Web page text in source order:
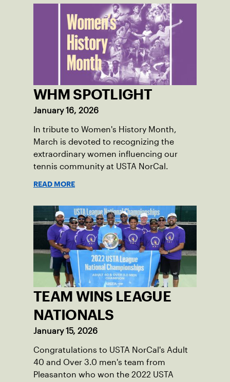
WHM SPOTLIGHT
January 16, 2026
In tribute to Women's History Month,
March is devoted to recognizing the
extraordinary women influencing our
tennis community at USTA NorCal.
READ MORE
TEAM WINS LEAGUE
NATIONALS
January 15, 2026
Congratulations to USTA NorCal's Adult
40 and Over 3.0 men's team from
Pleasanton who won the 2022 USTA